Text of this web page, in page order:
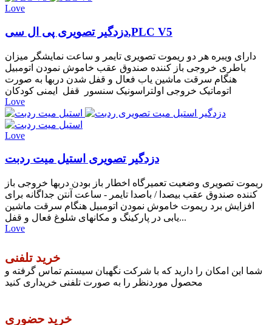
Love
دزدگیر تصویری پی ال سی,PLC V5
دارای ویبره هر دو ریموت تصویری تایمر و ساعت نمایشگر میزان
باطری خروجی باز کننده صندوق عقب خاموش نمودن اتومبیل
هنگام سرقت ماشین یاب فعال و قفل شدن دربها به صورت
اتوماتیک خروجی اولتراسونیک سنسور قفل ایمنی کودکان
Love
Love
دزدگیر تصویری استیل میت ردبت
ریموت تصویری وضعیت تعمیرگاه اخطار باز بودن دربها خروجی باز
کننده صندوق عقب بیصدا / باصدا تایمر - ساعت آنتن جداگانه برای
افزایش برد ریموت خاموش نمودن اتومبیل هنگام سرقت ماشین
یابی در پارکینگ و مکانهای شلوغ فعال و قفل...
Love
خرید تلفنی
شما این امکان را دارید که با شرکت نگهبان سیستم تماس گرفته و
محصول موردنظر را به صورت تلفنی خریداری کنید
خرید حضوری